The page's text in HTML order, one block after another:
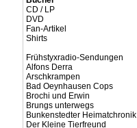
CD / LP
DVD
Fan-Artikel
Shirts
Frühstyxradio-Sendungen
Alfons Derra
Arschkrampen
Bad Oeynhausen Cops
Brochi und Erwin
Brungs unterwegs
Bunkenstedter Heimatchronik
Der Kleine Tierfreund